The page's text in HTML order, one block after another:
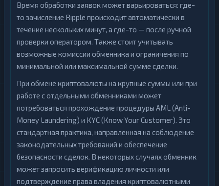
Время обработки заявок может варьироваться: где-
то зачисление Ripple происходит автоматически в
течение нескольких минут, а где-то — после ручной
проверки оператором. Также стоит учитывать
возможные комиссии обменника и ограничения по
минимальной или максимальной сумме сделки.
При обмене криптовалюты на крупные суммы или при
работе с отдельными обменниками может
потребоваться прохождение процедуры AML (Anti-
Money Laundering) и KYC (Know Your Customer). Это
стандартная практика, направленная на соблюдение
законодательных требований и обеспечение
безопасности сделок. В некоторых случаях обменник
может запросить верификацию личности или
подтверждение права владения криптовалютными